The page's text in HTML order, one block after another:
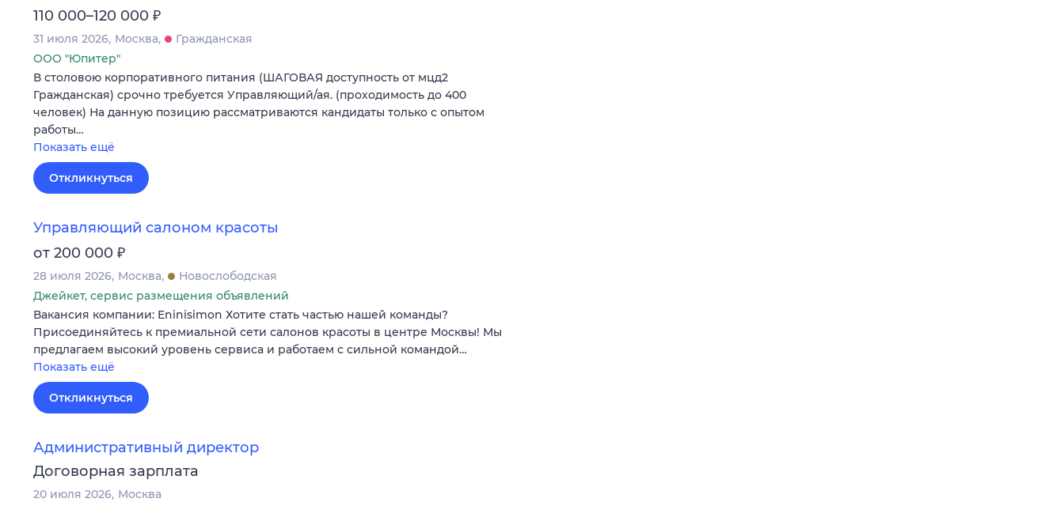
110 000–120 000 ₽
31 июля 2026 Москва
Гражданская
ООО "Юпитер"
В столовою корпоративного питания (ШАГОВАЯ доступность от мцд2
Гражданская) срочно требуется Управляющий/ая. (проходимость до 400
человек) На данную позицию рассматриваются кандидаты только с опытом
работы…
Показать ещё
Откликнуться
Управляющий салоном красоты
от 200 000 ₽
28 июля 2026 Москва
Новослободская
Джейкет, сервис размещения объявлений
Вакансия компании: Eninisimon Хотите стать частью нашей команды?
Присоединяйтесь к премиальной сети салонов красоты в центре Москвы! Мы
предлагаем высокий уровень сервиса и работаем с сильной командой…
Показать ещё
Откликнуться
Административный директор
Договорная зарплата
20 июля 2026 Москва